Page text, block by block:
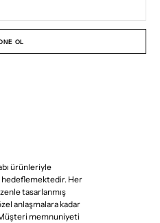
ürünleriyle
hedeflemektedir. Her
tasarlanmış
anlaşmalara kadar
memnuniyeti
OL